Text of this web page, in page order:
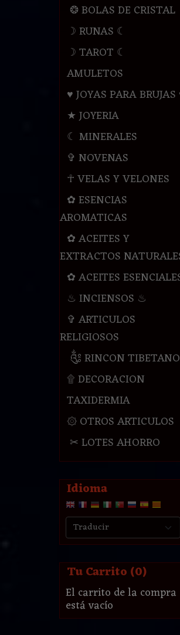
❂ BOLAS DE CRISTAL
☽ RUNAS ☾
☽ TAROT ☾
AMULETOS
♥ JOYAS PARA
★ JOYERIA
☾ MINERALES
✞ NOVENAS
☥ VELAS Y VELONES
✿ ESENCIAS
AROMATICAS
✿ ACEITES Y
EXTRACTOS
✿ ACEITES
♨ INCIENSOS ♨
✞ ARTICULOS
RELIGIOSOS
༃ RINCON TIBETANO
۩ DECORACION
TAXIDERMIA
۞ OTROS ARTICULOS
✂ LOTES AHORRO
Idioma
Tu Carrito (0)
El carrito de la compra
está vacío